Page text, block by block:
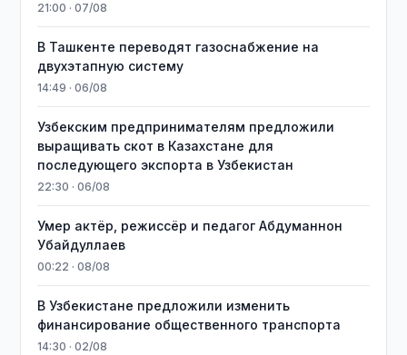
21:00 · 07/08
В Ташкенте переводят газоснабжение на
двухэтапную систему
14:49 · 06/08
Узбекским предпринимателям предложили
выращивать скот в Казахстане для
последующего экспорта в Узбекистан
22:30 · 06/08
Умер актёр, режиссёр и педагог Абдуманнон
Убайдуллаев
00:22 · 08/08
В Узбекистане предложили изменить
финансирование общественного транспорта
14:30 · 02/08